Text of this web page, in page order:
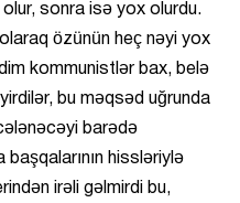
sonra isə yox olurdu.
özünün heç nəyi yox
kommunistlər bax, belə
bu məqsəd uğrunda
barədə
hissləriylə
irəli gəlmirdi bu,